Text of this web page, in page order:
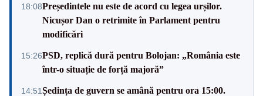
18:08Președintele nu este de acord cu legea urșilor.
Nicușor Dan o retrimite în Parlament pentru
modificări
15:26PSD, replică dură pentru Bolojan: „România este
într-o situație de forță majoră”
14:51Ședința de guvern se amână pentru ora 15:00.